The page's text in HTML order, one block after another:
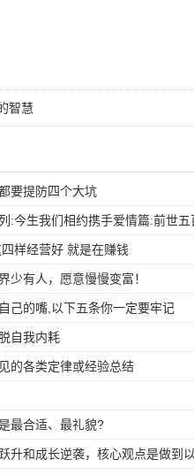
智慧
要提防四个大坑
:今生我们相约携手爱情篇:前世
样经营好 就是在赚钱
少有人，愿意慢慢变富！
己的嘴,以下五条你一定要牢记
自我内耗
的各类定律或经验总结
最合适、最礼貌?
升和成长逆袭，核心观点是做到